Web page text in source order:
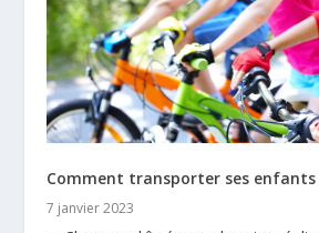
Comment transporter ses enfants
7 janvier 2023